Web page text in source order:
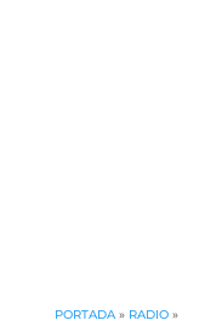
PORTADA» RADIO»